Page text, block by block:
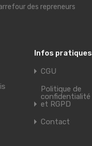
des repreneurs
Infos pratiques
CGU
Politique de
confidentialité
et RGPD
Contact